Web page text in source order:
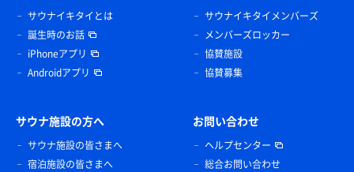
サウナイキタイとは
誕生時のお話
iPhoneアプリ
Androidアプリ
サウナイキタイメンバーズ
メンバーズロッカー
協賛施設
協賛募集
サウナ施設の方へ
サウナ施設の皆さまへ
宿泊施設の皆さまへ
お問い合わせ
ヘルプセンター
総合お問い合わせ